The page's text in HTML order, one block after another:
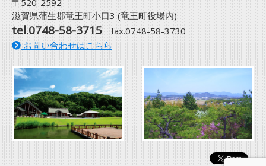
滋賀県蒲生郡竜王町小口3 (竜王町役場内)
tel.0748-58-3715 fax.0748-58-3730
お問い合わせはこちら